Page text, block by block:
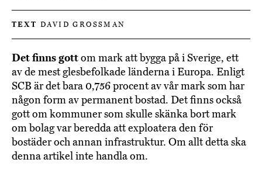
TEXT DAVID GROSSMAN
Det finns gottom mark att bygga på i Sverige, ett
av de mest glesbefolkade länderna i Europa. Enligt
SCB är det bara 0,756 procent av vår mark som har
någon form av permanent bostad. Det finns också
gott om kommuner som skulle skänka bort mark
om bolag var beredda att exploatera den för
bostäder och annan infrastruktur. Om allt detta ska
denna artikel inte handla om.